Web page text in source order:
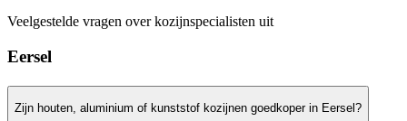
Veelgestelde vragen over kozijnspecialisten uit
Eersel
Zijn houten, aluminium of kunststof kozijnen goedkoper in Eersel?